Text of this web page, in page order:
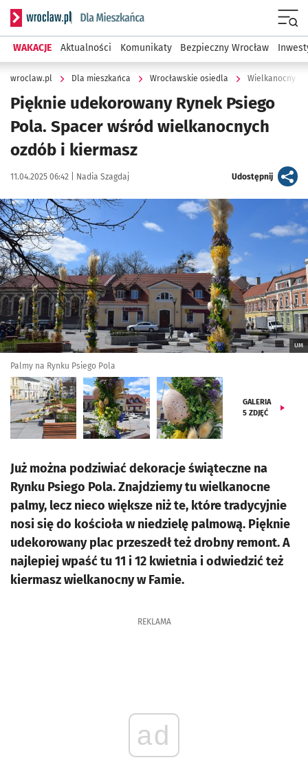
Serwis informacyjny wroclaw.pl podserwis: Dla mieszkańca
WAKACJE Aktualności Komunikaty Bezpieczny Wrocław
wroclaw.pl Dla mieszkańca Wrocławskie osiedla Wielkanocny
Pięknie udekorowany Rynek Psiego
Pola. Spacer wśród wielkanocnych
ozdób i kiermasz
Data publikacji:
11.04.2025 06:42 | Autor:
Nadia Szagdaj Udostępnijartykuł
Kliknij, aby zobaczyć galerię
UM
Palmy na Rynku Psiego Pola
GALERIA
5 ZDJĘĆ
Już można podziwiać dekoracje świąteczne na
Rynku Psiego Pola. Znajdziemy tu wielkanocne
palmy, lecz nieco większe niż te, które tradycyjnie
nosi się do kościoła w niedzielę palmową. Pięknie
udekorowany plac przeszedł też drobny remont. A
najlepiej wpaść tu 11 i 12 kwietnia i odwiedzić też
kiermasz wielkanocny w Famie.
REKLAMA
ad